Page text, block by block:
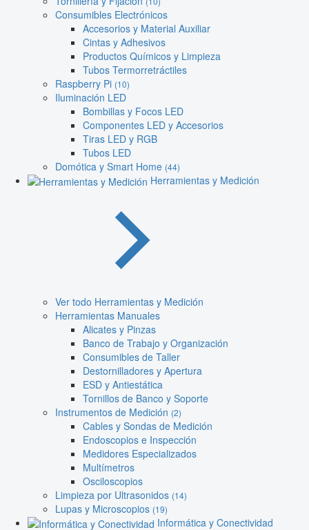
Consumibles Electrónicos
Accesorios y Material Auxiliar
Cintas y Adhesivos
Productos Químicos y Limpieza
Tubos Termorretráctiles
Raspberry Pi (10)
Iluminación LED
Bombillas y Focos LED
Componentes LED y Accesorios
Tiras LED y RGB
Tubos LED
Domótica y Smart Home (44)
Herramientas y Medición
Ver todo Herramientas y Medición
Herramientas Manuales
Alicates y Pinzas
Banco de Trabajo y Organización
Consumibles de Taller
Destornilladores y Apertura
ESD y Antiestática
Tornillos de Banco y Soporte
Instrumentos de Medición (2)
Cables y Sondas de Medición
Endoscopios e Inspección
Medidores Especializados
Multímetros
Osciloscopios
Limpieza por Ultrasonidos (14)
Lupas y Microscopios (19)
Informática y Conectividad